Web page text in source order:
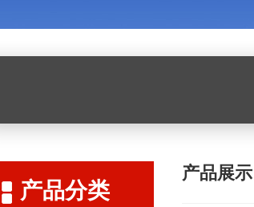
产品分类
产品展示